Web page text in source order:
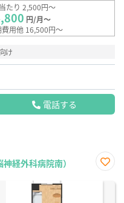
たり 2,500円～
円/月～
費用他 16,500円～
け
電話する
経外科病院南）
に入